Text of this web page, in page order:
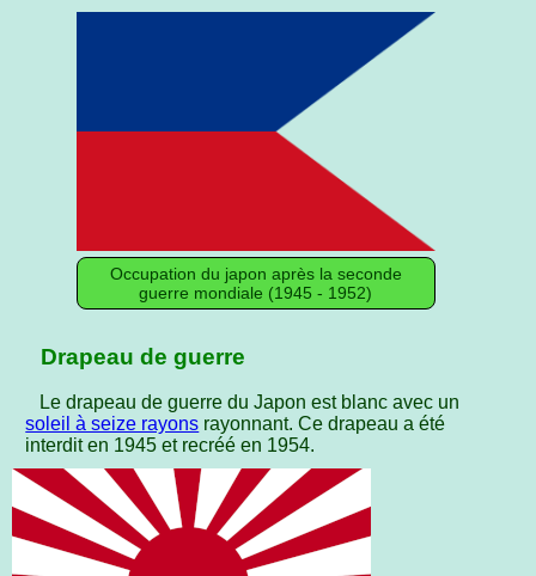
Occupation du japon après la seconde
guerre mondiale (1945 - 1952)
Drapeau de guerre
Le drapeau de guerre du Japon est blanc avec un
soleil à seize rayons rayonnant. Ce drapeau a été
interdit en 1945 et recréé en 1954.